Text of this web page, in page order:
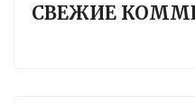
СВЕЖИЕ